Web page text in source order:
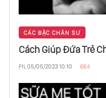
CÁC BẬC CHÂN SƯ
Cách Giúp Đứa Trẻ
Fri, 05/05/2023 10:10 684